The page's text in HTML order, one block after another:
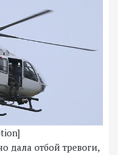
дала отбой тревоги,